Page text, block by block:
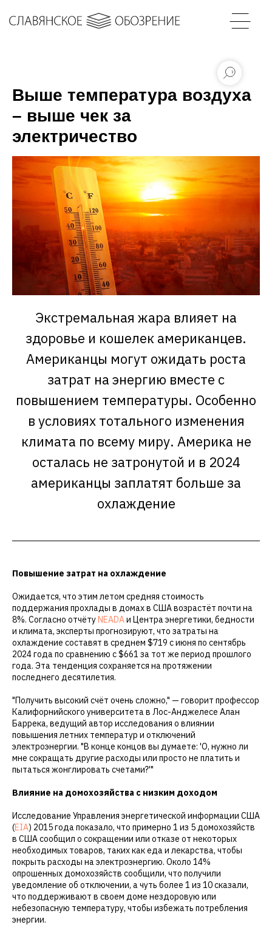
Выше температура воздуха
– выше чек за
электричество
Экстремальная жара влияет на
здоровье и кошелек американцев.
Американцы могут ожидать роста
затрат на энергию вместе с
повышением температуры. Особенно
в условиях тотального изменения
климата по всему миру. Америка не
осталась не затронутой и в 2024
американцы заплатят больше за
охлаждение
Повышение затрат на охлаждение
Ожидается, что этим летом средняя стоимость
поддержания прохлады в домах в США возрастёт почти на
8%. Согласно отчётуNEADAи Центра энергетики, бедности
и климата, эксперты прогнозируют, что затраты на
охлаждение составят в среднем $719 с июня по сентябрь
2024 года по сравнению с $661 за тот же период прошлого
года. Эта тенденция сохраняется на протяжении
последнего десятилетия.
"Получить высокий счёт очень сложно," — говорит профессор
Калифорнийского университета в Лос-Анджелесе Алан
Баррека, ведущий автор исследования о влиянии
повышения летних температур и отключений
электроэнергии. "В конце концов вы думаете: 'О, нужно ли
мне сокращать другие расходы или просто не платить и
пытаться жонглировать счетами?'"
Влияние на домохозяйства с низким доходом
Исследование Управления энергетической информации США
(EIA) 2015 года показало, что примерно 1 из 5 домохозяйств
в США сообщил о сокращении или отказе от некоторых
необходимых товаров, таких как еда и лекарства, чтобы
покрыть расходы на электроэнергию. Около 14%
опрошенных домохозяйств сообщили, что получили
уведомление об отключении, а чуть более 1 из 10 сказали,
что поддерживают в своем доме нездоровую или
небезопасную температуру, чтобы избежать потребления
энергии.